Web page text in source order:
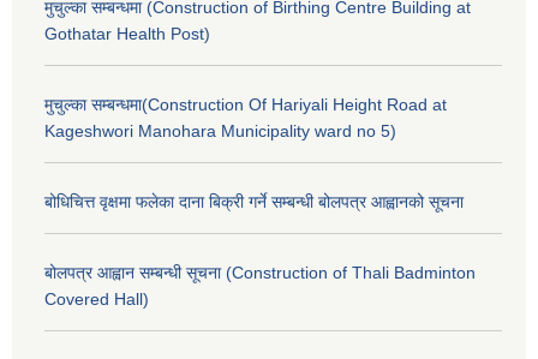
मुचुल्का सम्बन्धमा (Construction of Birthing Centre Building at
Gothatar Health Post)
मुचुल्का सम्बन्धमा(Construction Of Hariyali Height Road at
Kageshwori Manohara Municipality ward no 5)
बोधिचित्त वृक्षमा फलेका दाना बिक्री गर्ने सम्बन्धी बोलपत्र आह्वानको सूचना
बोलपत्र आह्वान सम्बन्धी सूचना (Construction of Thali Badminton
Covered Hall)